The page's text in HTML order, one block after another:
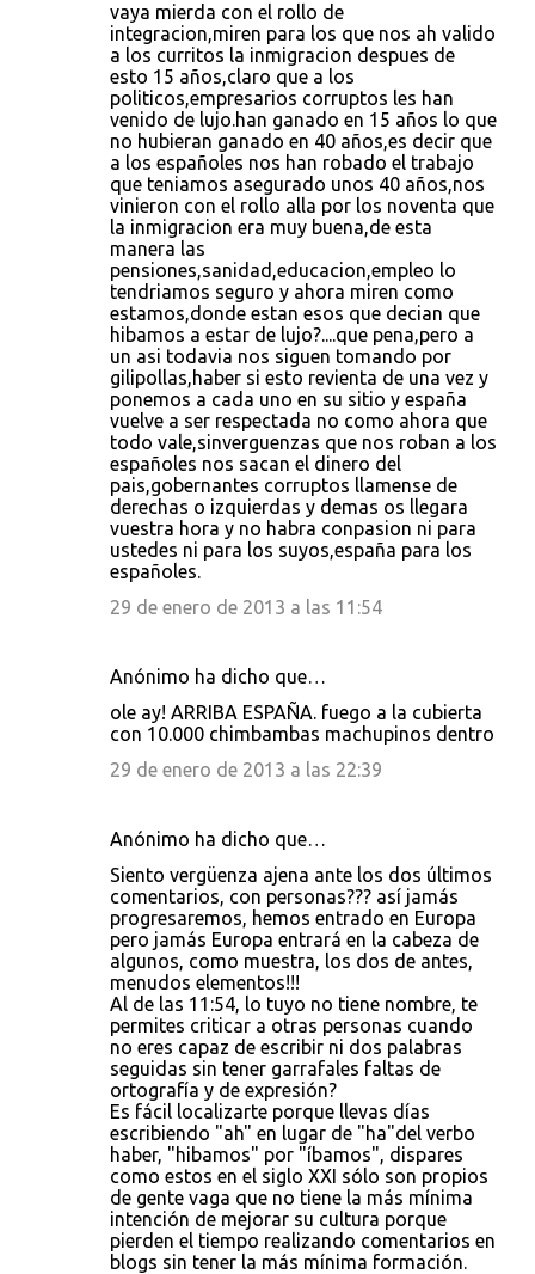
vaya mierda con el rollo de
integracion,miren para los que nos ah valido
a los curritos la inmigracion despues de
esto 15 años,claro que a los
politicos,empresarios corruptos les han
venido de lujo.han ganado en 15 años lo que
no hubieran ganado en 40 años,es decir que
a los españoles nos han robado el trabajo
que teniamos asegurado unos 40 años,nos
vinieron con el rollo alla por los noventa que
la inmigracion era muy buena,de esta
manera las
pensiones,sanidad,educacion,empleo lo
tendriamos seguro y ahora miren como
estamos,donde estan esos que decian que
hibamos a estar de lujo?....que pena,pero a
un asi todavia nos siguen tomando por
gilipollas,haber si esto revienta de una vez y
ponemos a cada uno en su sitio y españa
vuelve a ser respectada no como ahora que
todo vale,sinverguenzas que nos roban a los
españoles nos sacan el dinero del
pais,gobernantes corruptos llamense de
derechas o izquierdas y demas os llegara
vuestra hora y no habra conpasion ni para
ustedes ni para los suyos,españa para los
españoles.
29 de enero de 2013 a las 11:54
Anónimo ha dicho que…
ole ay! ARRIBA ESPAÑA. fuego a la cubierta
con 10.000 chimbambas machupinos dentro
29 de enero de 2013 a las 22:39
Anónimo ha dicho que…
Siento vergüenza ajena ante los dos últimos
comentarios, con personas??? así jamás
progresaremos, hemos entrado en Europa
pero jamás Europa entrará en la cabeza de
algunos, como muestra, los dos de antes,
menudos elementos!!!
Al de las 11:54, lo tuyo no tiene nombre, te
permites criticar a otras personas cuando
no eres capaz de escribir ni dos palabras
seguidas sin tener garrafales faltas de
ortografía y de expresión?
Es fácil localizarte porque llevas días
escribiendo "ah" en lugar de "ha"del verbo
haber, "hibamos" por "íbamos", dispares
como estos en el siglo XXI sólo son propios
de gente vaga que no tiene la más mínima
intención de mejorar su cultura porque
pierden el tiempo realizando comentarios en
blogs sin tener la más mínima formación.